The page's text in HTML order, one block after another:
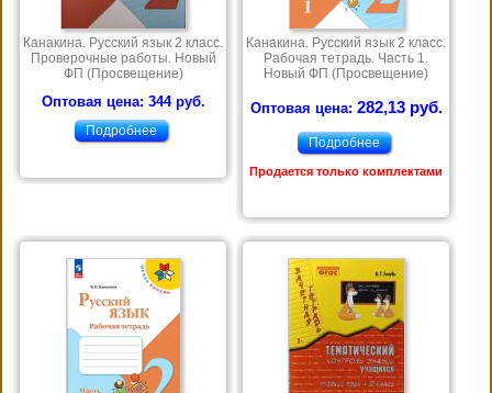
Канакина. Русский язык 2 класс.
Проверочные работы. Новый
ФП (Просвещение)
Оптовая цена: 344 руб.
Подробнее
Канакина. Русский язык 2 класс.
Рабочая тетрадь. Часть 1.
Новый ФП (Просвещение)
Оптовая цена: 282,13 руб.
Подробнее
Продается только комплектами